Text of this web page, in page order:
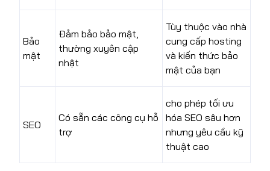
Bảo
mật
Đảm bảo bảo mật,
thường xuyên cập
nhật
Tùy thuộc vào nhà
cung cấp hosting
và kiến thức bảo
mật của bạn
SEO
Có sẵn các công cụ hỗ
trợ
cho phép tối ưu
hóa SEO sâu hơn
nhưng yêu cầu kỹ
thuật cao